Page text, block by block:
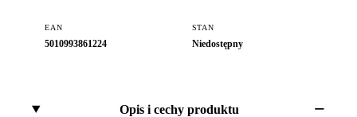
EAN
5010993861224
STAN
Niedostępny
Opis i cechy produktu